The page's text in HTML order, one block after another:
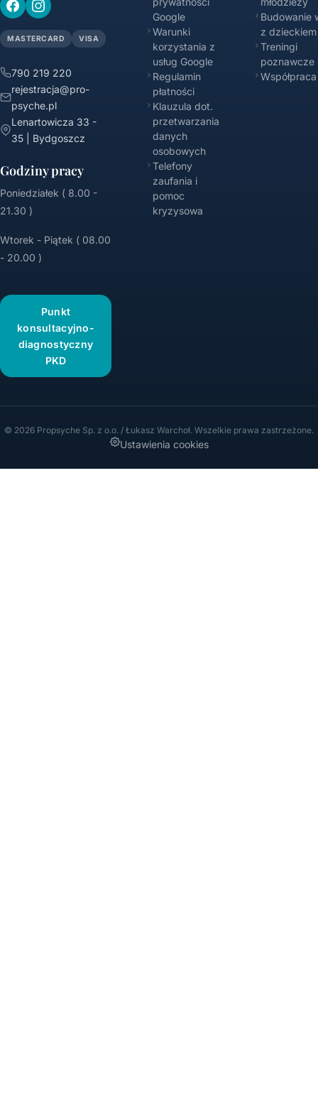
MASTERCARD VISA
790 219 220
rejestracja@pro-
psyche.pl
Lenartowicza 33 -
35 | Bydgoszcz
Godziny pracy
Poniedziałek ( 8.00 -
21.30 )
Wtorek - Piątek ( 08.00
- 20.00 )
Punkt
konsultacyjno-
diagnostyczny
PKD
Google
Warunki
korzystania z
usług Google
Regulamin
płatności
Klauzula dot.
przetwarzania
danych
osobowych
Telefony
zaufania i
pomoc
kryzysowa
Budowanie
z dzieckiem
Treningi
poznawcze
Współpraca
© 2026 Propsyche Sp. z o.o. / Łukasz Warchoł. Wszelkie prawa zastrzeżone.
Ustawienia cookies